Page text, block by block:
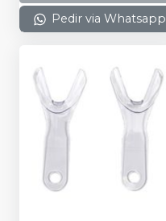
Pedir via Whatsapp